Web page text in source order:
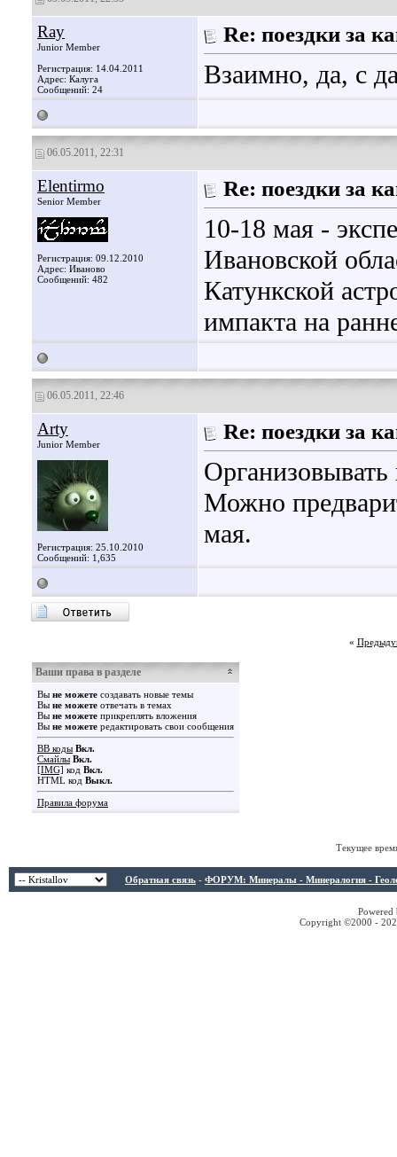
Ray
Junior Member
Регистрация: 14.04.2011
Адрес: Калуга
Сообщений: 24
Re: поездки за
Взаимно, да, с
06.05.2011, 22:31
Elentirmo
Senior Member
Регистрация: 09.12.2010
Адрес: Иваново
Сообщений: 482
Re: поездки за
10-18 мая -
Ивановской
Катункской
импакта на
06.05.2011, 22:46
Arty
Junior Member
Регистрация: 25.10.2010
Сообщений: 1,635
Re: поездки за
Можно
мая.
«
Ваши права в разделе
Вы не можете создавать новые темы
Вы не можете отвечать в темах
Вы не можете прикреплять вложения
Вы не можете редактировать свои сообщения
BB коды Вкл.
Смайлы Вкл.
[IMG] код Вкл.
HTML код Выкл.
Правила форума
Текущее
Обратная связь - ФОРУМ: Минералы - Минералогия -
Copyright ©2000 -